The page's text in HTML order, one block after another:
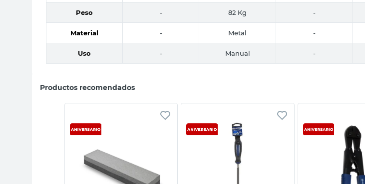
Peso - 82 Kg -
Material - Metal -
Uso - Manual -
Productos recomendados